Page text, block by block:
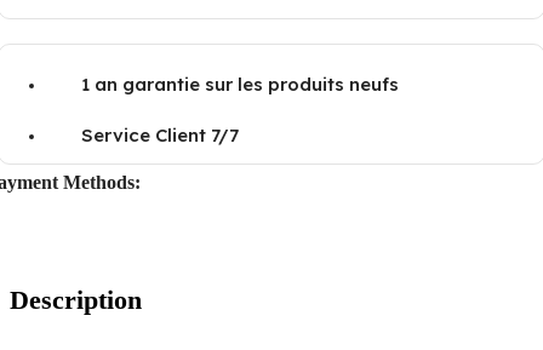
1 an garantie sur les produits neufs
Service Client 7/7
Methods:
Description